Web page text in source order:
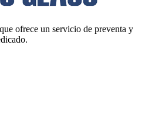
ofrece un servicio de preventa y